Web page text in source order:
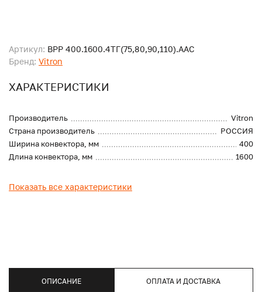
Артикул: ВРР 400.1600.4ТГ(75,80,90,110).ААС
Бренд: Vitron
ХАРАКТЕРИСТИКИ
Производитель
Vitron
Страна производитель
РОССИЯ
Ширина конвектора, мм
400
Длина конвектора, мм
1600
Показать все характеристики
ОПИСАНИЕ ОПЛАТА И ДОСТАВКА